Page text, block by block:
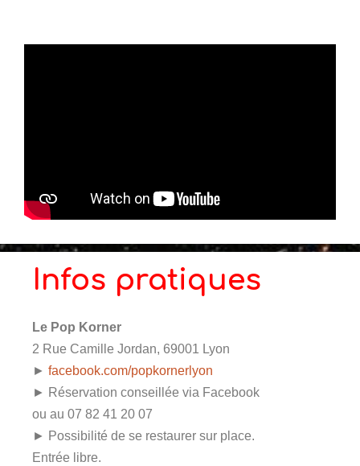
Infos pratiques
Le Pop Korner
2 Rue Camille Jordan, 69001 Lyon
► facebook.com/popkornerlyon
► Réservation conseillée via Facebook
ou au 07 82 41 20 07
► Possibilité de se restaurer sur place.
Entrée libre.